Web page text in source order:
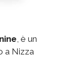
, è un
a Nizza